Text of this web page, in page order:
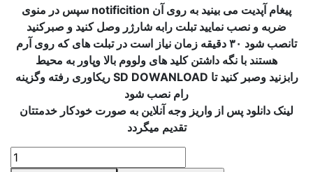
سپس در منوی notificition پیغام آپدیت می بینید به روی آن
ضربه و نصب نمایید تبلت رابه شارژر وصل کنید و صبرکنید
تانصب شود ۳۰ دقیقه زمان نیاز است
در تبلت های که روی آرم
هستند با نگه داشتن کلید های ولووم بالا وپاور به محیط
ریکاوری رفته وگزینه SD DOWANLOAD رابزنید وصبر کنید تا
رام نصب شود
لینک دانلود پس از واریز وجه آنلاین به صورت خودکار خدمتتان
تقدیم میگردد